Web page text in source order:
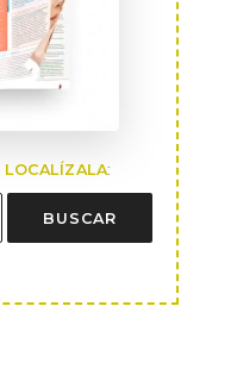
LOCALÍZALA:
BUSCAR